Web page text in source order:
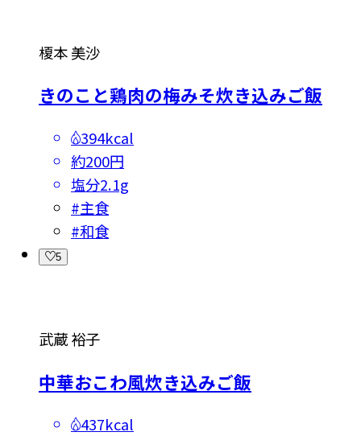
榎本 美沙
きのこと鶏肉の梅みそ炊き込みご飯
394kcal
約200円
塩分2.1g
#主食
#和食
5
武蔵 裕子
中華おこわ風炊き込みご飯
437kcal